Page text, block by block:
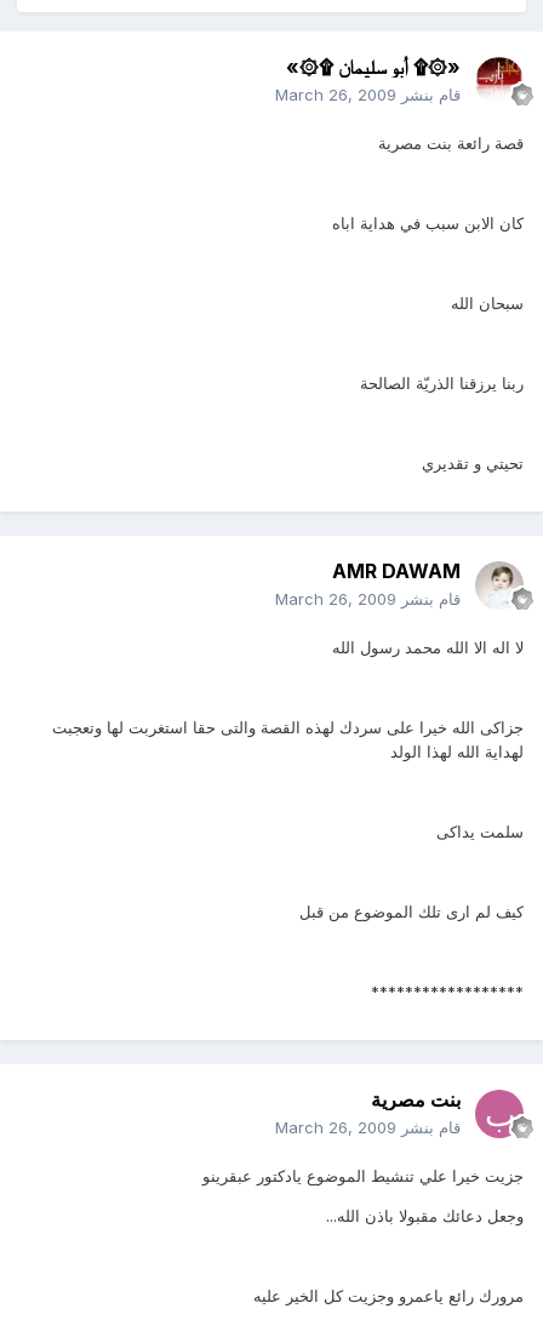
«۞۩ أبو سليمان ۩۞»
قام بنشر March 26, 2009
قصة رائعة بنت مصرية
كان الابن سبب في هداية اباه
سبحان الله
ربنا يرزقنا الذريّة الصالحة
تحيتي و تقديري
AMR DAWAM
قام بنشر March 26, 2009
لا اله الا الله محمد رسول الله
جزاكى الله خيرا على سردك لهذه القصة والتى حقا استغربت لها وتعجبت
لهداية الله لهذا الولد
سلمت يداكى
كيف لم ارى تلك الموضوع من قبل
******************
بنت مصرية
قام بنشر March 26, 2009
جزيت خيرا علي تنشيط الموضوع يادكتور عبقرينو
وجعل دعائك مقبولا باذن الله...
مرورك رائع ياعمرو وجزيت كل الخير عليه